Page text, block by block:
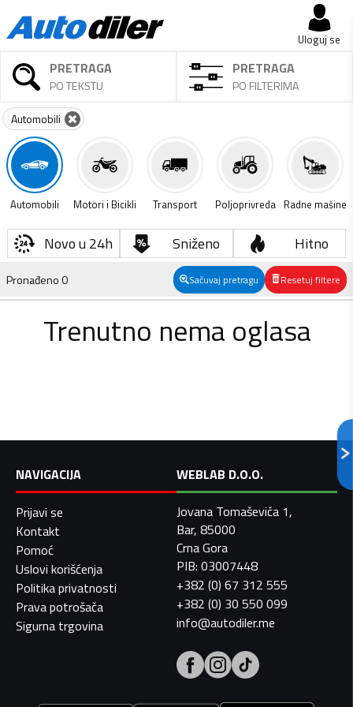
Uloguj se
PRETRAGA
PO TEKSTU
PRETRAGA
PO FILTERIMA
Automobili
Automobili Motori i Bicikli Transport Poljoprivreda Radne mašine
Novo u 24h Sniženo Hitno
Pronađeno0 Sačuvaj pretragu Resetuj filtere
Trenutno nema oglasa
NAVIGACIJA
Prijavi se
Kontakt
Pomoć
Uslovi korišćenja
Politika privatnosti
Prava potrošača
Sigurna trgovina
WEBLAB D.O.O.
Jovana Tomaševića 1,
Bar, 85000
Crna Gora
PIB: 03007448
+382 (0) 67 312 555
+382 (0) 30 550 099
info@autodiler.me